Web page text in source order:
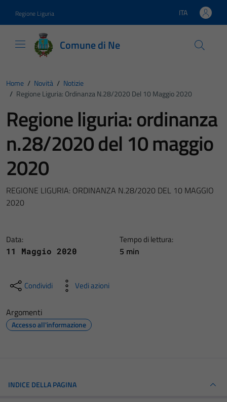
Regione Liguria Lingua attiva:
ITA
Comune di Ne
Home / Novità / Notizie
/ Regione Liguria: Ordinanza N.28/2020 Del 10 Maggio 2020
Regione liguria: ordinanza
n.28/2020 del 10 maggio
2020
REGIONE LIGURIA: ORDINANZA N.28/2020 DEL 10 MAGGIO
2020
Data:
11 Maggio 2020
Tempo di lettura:
5 min
Condividi Vedi azioni
Argomenti
Accesso all'informazione
INDICE DELLA PAGINA